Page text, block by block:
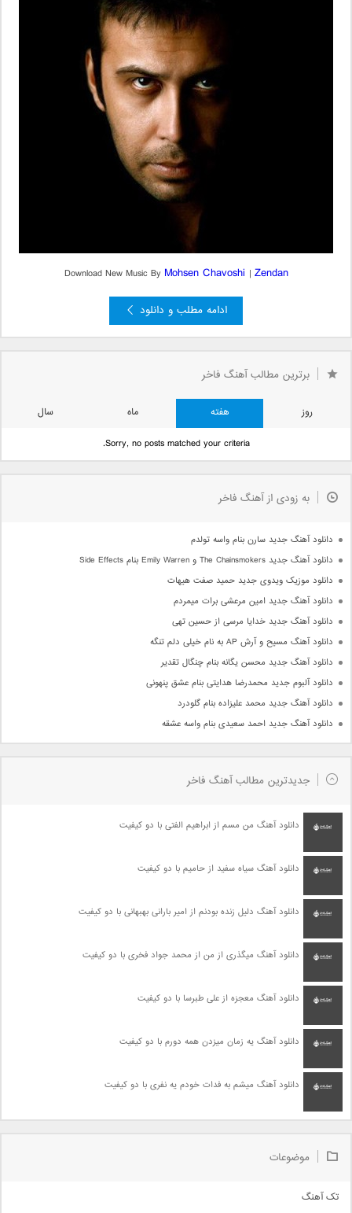
Download New Music By Mohsen Chavoshi | Zendan
ادامه مطلب و دانلود
برترین مطالب آهنگ فاخر
روز هفته ماه
سال
Sorry, no posts matched your criteria.
به زودی از آهنگ فاخر
دانلود آهنگ جدید سارن بنام واسه تولدم
دانلود آهنگ جدید The Chainsmokers و Emily Warren بنام Side Effects
دانلود موزیک ویدوی جدید حمید صفت هیهات
دانلود آهنگ جدید امین مرعشی برات میمردم
دانلود آهنگ جدید خدایا مرسی از حسین تهی
دانلود آهنگ مسیح و آرش AP به نام خیلی دلم تنگه
دانلود آهنگ جدید محسن یگانه بنام چنگال تقدیر
دانلود آلبوم جدید محمدرضا هدایتی بنام عشق پنهونی
دانلود آهنگ جدید محمد علیزاده بنام گلودرد
دانلود آهنگ جدید احمد سعیدی بنام واسه عشقه
جدیدترین مطالب آهنگ فاخر
دانلود آهنگ من مسم از ابراهیم الفتی با دو کیفیت
دانلود آهنگ سیاه سفید از حامیم با دو کیفیت
دانلود آهنگ دلیل زنده بودنم از امیر بارانی بهبهانی با دو کیفیت
دانلود آهنگ میگذری از من از محمد جواد فخری با دو کیفیت
دانلود آهنگ معجزه از علی طبرسا با دو کیفیت
دانلود آهنگ یه زمان میزدن همه دورم با دو کیفیت
دانلود آهنگ میشم به فدات خودم یه نفری با دو کیفیت
موضوعات
تک آهنگ